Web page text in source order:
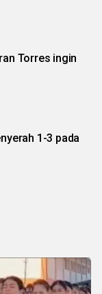
Torres ingin
1-3 pada